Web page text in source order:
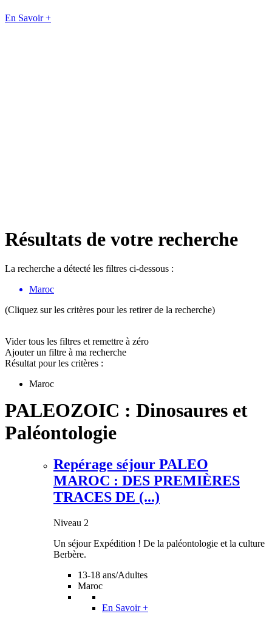
En Savoir +
Résultats de votre recherche
La recherche a détecté les filtres ci-dessous :
Maroc
(Cliquez sur les critères pour les retirer de la recherche)
Vider tous les filtres et remettre à zéro
Ajouter un filtre à ma recherche
Résultat pour les critères :
Maroc
PALEOZOIC : Dinosaures et
Paléontologie
Repérage séjour PALEO
MAROC : DES PREMIÈRES
TRACES DE (...)
Niveau 2
Un séjour Expédition ! De la paléontologie et la culture
Berbère.
13-18 ans/Adultes
Maroc
En Savoir +